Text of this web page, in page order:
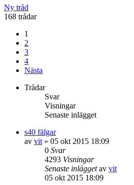
Ny tråd
168 trådar
1
2
3
4
Nästa
Trådar
Svar
Visningar
Senaste inlägget
s40 fälgar
av vit » 05 okt 2015 18:09
0 Svar
4293 Visningar
Senaste inläggetav vit
05 okt 2015 18:09